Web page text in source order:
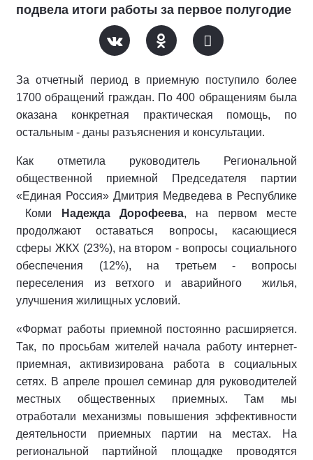
подвела итоги работы за первое полугодие
За отчетный период в приемную поступило более
1700 обращений граждан. По 400 обращениям была
оказана конкретная практическая помощь, по
остальным - даны разъяснения и консультации.
Как отметила руководитель Региональной
общественной приемной Председателя партии
«Единая Россия» Дмитрия Медведева в Республике
Коми Надежда Дорофеева, на первом месте
продолжают оставаться вопросы, касающиеся
сферы ЖКХ (23%), на втором - вопросы социального
обеспечения (12%), на третьем - вопросы
переселения из ветхого и аварийного жилья,
улучшения жилищных условий.
«Формат работы приемной постоянно расширяется.
Так, по просьбам жителей начала работу интернет-
приемная, активизирована работа в социальных
сетях. В апреле прошел семинар для руководителей
местных общественных приемных. Там мы
отработали механизмы повышения эффективности
деятельности приемных партии на местах. На
региональной партийной площадке проводятся